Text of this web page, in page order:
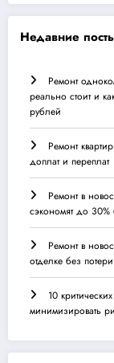
Недавние
Ремонт
реально стоит и
рублей
Ремонт
доплат и переплат
Ремонт в
сэкономят до
Ремонт в
отделке без потери
10
минимизировать